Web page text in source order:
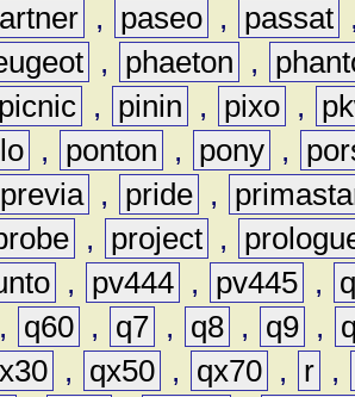
, paseo , passat
, phaeton ,
picnic , pinin , pixo ,
, ponton , pony ,
previa , pride ,
, project ,
, pv444 , pv445 ,
, q60 , q7 , q8 , q9 ,
, qx50 , qx70 , r ,